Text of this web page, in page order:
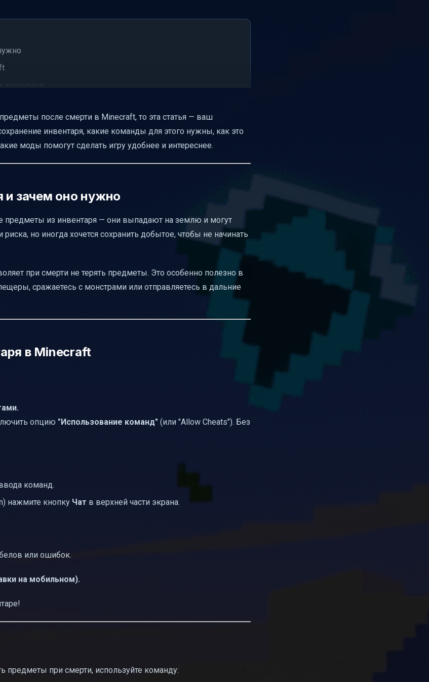
после смерти в Minecraft, то эта статья — ваш
инвентаря, какие команды для этого нужны, как это
моды помогут сделать игру удобнее и интереснее.
и зачем оно нужно
предметы из инвентаря — они выпадают на землю и могут
но иногда хочется сохранить добытое, чтобы не начинать
при смерти не терять предметы. Это особенно полезно в
сражаетесь с монстрами или отправляетесь в дальние
в Minecraft
опцию "Использование команд" (или "Allow Cheats"). Без
команд.
нажмите кнопку Чат в верхней части экрана.
или ошибок.
на мобильном).
предметы при смерти, используйте команду: